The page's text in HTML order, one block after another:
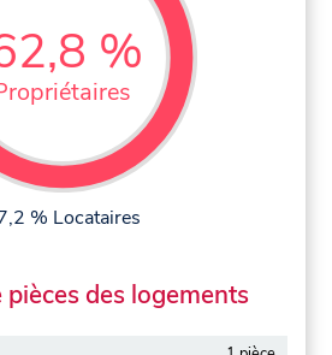
%
% Locataires
des logements